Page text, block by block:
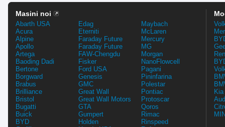
Masini noi
Abarth USA
Acura
Alpine
Apollo
Artega
Baoding Dadi
Bertone
Borgward
Brabus
Brilliance
Bristol
Bugatti
Buick
BYD
Edag
Eterniti
Faraday Future
Faraday Future
FAW-Chengdu
Fisker
Ford USA
Genesis
GMC
Great Wall
Great Wall Motors
GTA
Gumpert
Holden
Maybach
McLaren
Mercury
MG
Morgan
NanoFlowcell
Pagani
Pininfarina
Polestar
Pontiac
Protoscar
Qoros
Rimac
Rinspeed